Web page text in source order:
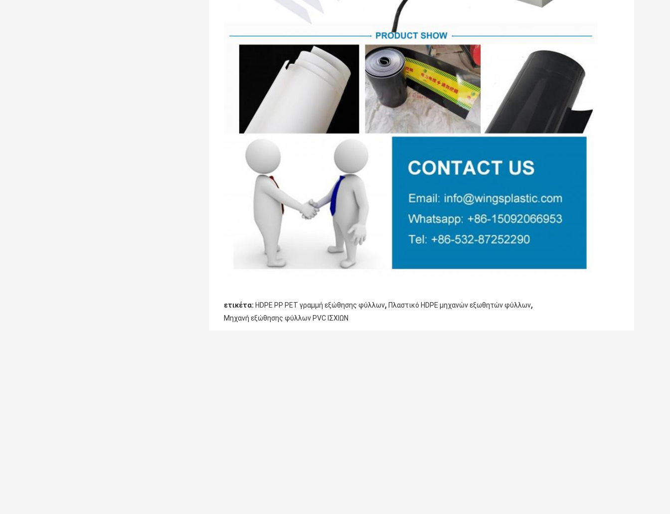
ετικέτα: HDPE PP PET γραμμή εξώθησης φύλλων, Πλαστικό HDPE μηχανών εξωθητών φύλλων,
Μηχανή εξώθησης φύλλων PVC ΙΣΧΙΩΝ